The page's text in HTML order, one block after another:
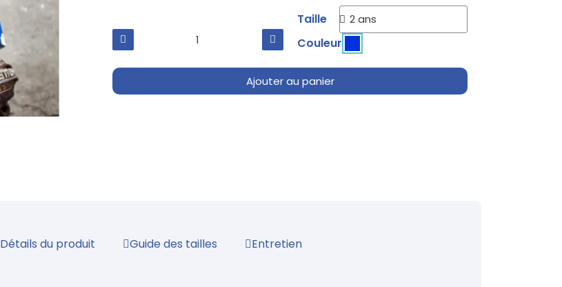
Taille
Couleur
Ajouter au panier
Détails du produit Guide des tailles Entretien